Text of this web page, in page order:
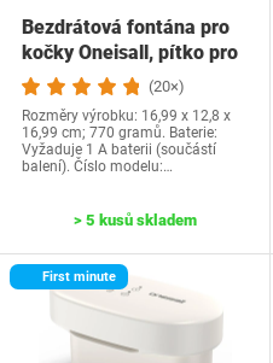
Bezdrátová fontána pro
kočky Oneisall, pítko pro
kočky o…
(20×)
Rozměry výrobku: 16,99 x 12,8 x
16,99 cm; 770 gramů. Baterie:
Vyžaduje 1 A baterii (součástí
balení). Číslo modelu:…
> 5 kusů skladem
First minute